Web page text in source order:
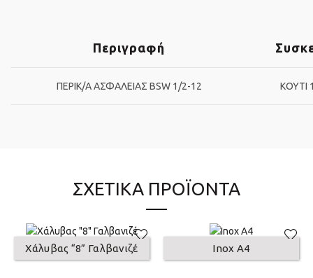
Περιγραφή
ΠΕΡΙΚ/Α ΑΣΦΑΛΕΙΑΣ BSW 1/2-12 ΚΟΥΤΙ
ΣΧΕΤΙΚΆ ΠΡΟΪΌΝΤΑ
Χάλυβας “8” Γαλβανιζέ Inox A4